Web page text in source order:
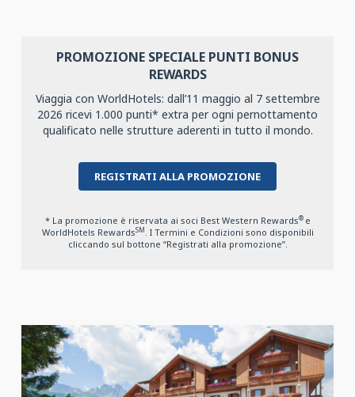
PROMOZIONE SPECIALE PUNTI BONUS
REWARDS
Viaggia con WorldHotels: dall’11 maggio al 7 settembre
2026 ricevi 1.000 punti* extra per ogni pernottamento
qualificato nelle strutture aderenti in tutto il mondo.
REGISTRATI ALLA PROMOZIONE
* La promozione è riservata ai soci Best Western Rewards®e
WorldHotels RewardsSM. I Termini e Condizioni sono disponibili
cliccando sul bottone “Registrati alla promozione”.